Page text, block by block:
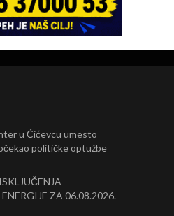
u Ćićevcu umesto
političke optužbe
ZA 06.08.2026.